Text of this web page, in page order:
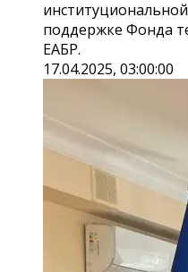
поддержке Фонда
ЕАБР.
17.04.2025, 03:00:00